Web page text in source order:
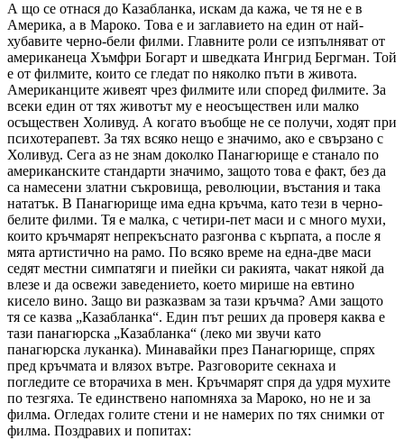
А що се отнася до Казабланка, искам да кажа, че тя не е в
Америка, а в Мароко. Това е и заглавието на един от най-
хубавите черно-бели филми. Главните роли се изпълняват от
американеца Хъмфри Богарт и шведката Ингрид Бергман. Той
е от филмите, които се гледат по няколко пъти в живота.
Американците живеят чрез филмите или според филмите. За
всеки един от тях животът му е неосъществен или малко
осъществен Холивуд. А когато въобще не се получи, ходят при
психотерапевт. За тях всяко нещо е значимо, ако е свързано с
Холивуд. Сега аз не знам доколко Панагюрище е станало по
американските стандарти значимо, защото това е факт, без да
са намесени златни съкровища, революции, въстания и така
нататък. В Панагюрище има една кръчма, като тези в черно-
белите филми. Тя е малка, с четири-пет маси и с много мухи,
които кръчмарят непрекъснато разгонва с кърпата, а после я
мята артистично на рамо. По всяко време на една-две маси
седят местни симпатяги и пиейки си ракията, чакат някой да
влезе и да освежи заведението, което мирише на евтино
кисело вино. Защо ви разказвам за тази кръчма? Ами защото
тя се казва „Казабланка“. Един път реших да проверя каква е
тази панагюрска „Казабланка“ (леко ми звучи като
панагюрска луканка). Минавайки през Панагюрище, спрях
пред кръчмата и влязох вътре. Разговорите секнаха и
погледите се вторачиха в мен. Кръчмарят спря да удря мухите
по тезгяха. Те единствено напомняха за Мароко, но не и за
филма. Огледах голите стени и не намерих по тях снимки от
филма. Поздравих и попитах: